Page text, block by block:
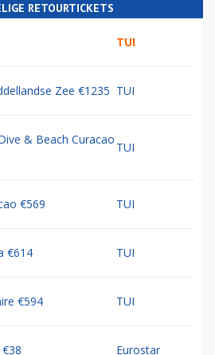
RETOURTICKETS
TUI
Zee €1235 TUI
& Beach Curacao
TUI
€569 TUI
€614 TUI
€594 TUI
Eurostar